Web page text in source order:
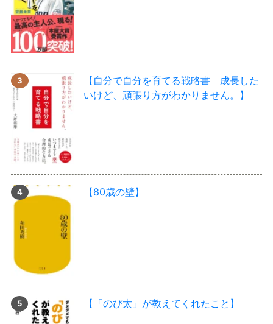
【自分で自分を育てる戦略書 成長した
いけど、頑張り方がわかりません。】
【80歳の壁】
【「のび太」が教えてくれたこと】